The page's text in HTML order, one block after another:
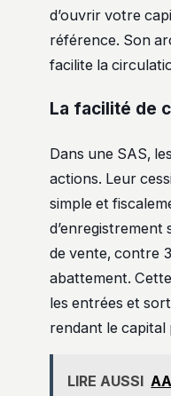
d’ouvrir votre
référence. Son
facilite la
La facilité de
Dans une SAS,
actions. Leur
simple et
d’enregistrement
de vente, contre
abattement.
les entrées et
rendant le capital
LIRE AUSSI